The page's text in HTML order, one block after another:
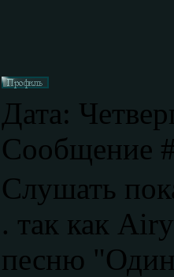
Дата:
Сообщение
Слушать
. так как
песню